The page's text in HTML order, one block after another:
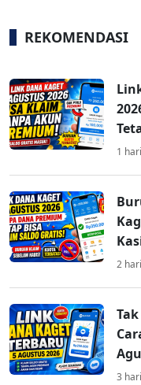
REKOMENDASI
1
2
3